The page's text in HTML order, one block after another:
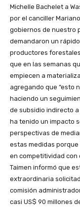
Michelle Bachelet a
por el canciller
gobiernos de nuestro
demandaron un
productores
que en las semanas
empiecen a
agregando que “esto
haciendo un
de subsidio indirecto a
ha tenido un impacto
perspectivas de
estas medidas
en competitividad con
Taimen informó que
extraordinaria
comisión
casi US$ 90 millones